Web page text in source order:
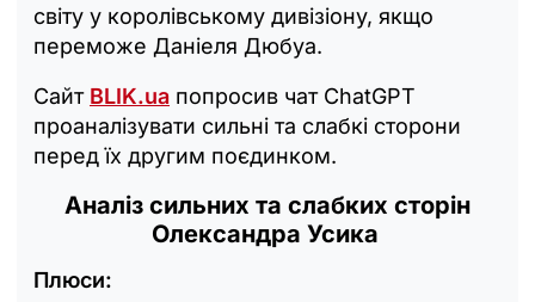
світу у королівському дивізіону, якщо
переможе Даніеля Дюбуа.
Сайт BLIK.ua попросив чат ChatGPT
проаналізувати сильні та слабкі сторони
перед їх другим поєдинком.
Аналіз сильних та слабких сторін
Олександра Усика
Плюси: